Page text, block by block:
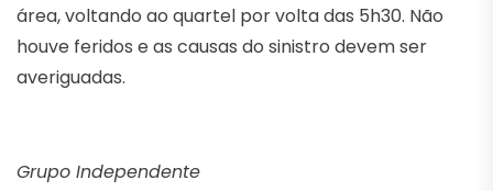
área, voltando ao quartel por volta das 5h30. Não
houve feridos e as causas do sinistro devem ser
averiguadas.
Grupo Independente